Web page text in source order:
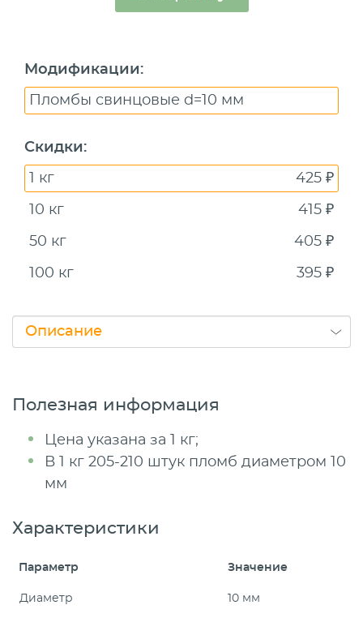
Полезная информация
Цена указана за 1 кг;
В 1 кг 205-210 штук пломб диаметром 10
мм
Характеристики
Параметр Значение
Диаметр 10 мм
Модификации:
Пломбы свинцовые d=10 мм
Скидки:
1 кг 425 ₽
10 кг 415 ₽
50 кг 405 ₽
100 кг 395 ₽